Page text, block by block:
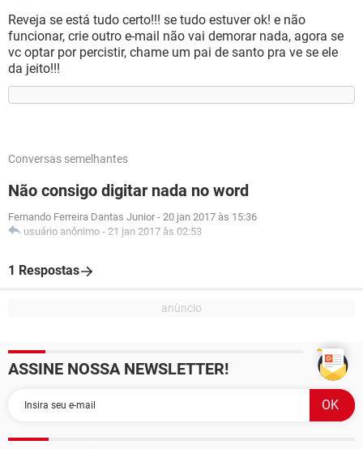
Reveja se está tudo certo!!! se tudo estuver ok! e não
funcionar, crie outro e-mail não vai demorar nada, agora se
vc optar por percistir, chame um pai de santo pra ve se ele
da jeito!!!
Conversas semelhantes
Não consigo digitar nada no word
Fernando Ferreira Dantas Junior - 20 jan 2017 às 15:36
usuário anônimo - 21 jan 2017 às 02:53
1 Respostas
ASSINE NOSSA NEWSLETTER!